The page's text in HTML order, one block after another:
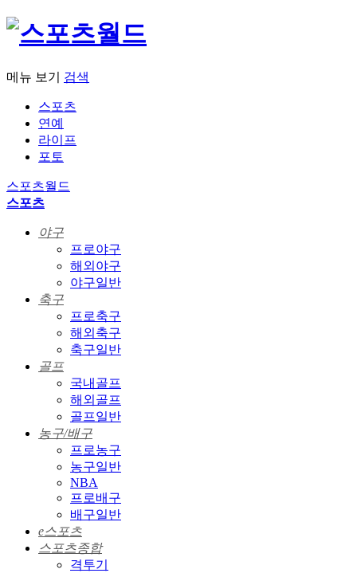
메뉴 보기 검색
스포츠
연예
라이프
포토
스포츠월드
스포츠
야구
프로야구
해외야구
야구일반
축구
프로축구
해외축구
축구일반
골프
국내골프
해외골프
골프일반
농구/배구
프로농구
농구일반
NBA
프로배구
배구일반
e스포츠
스포츠종합
격투기